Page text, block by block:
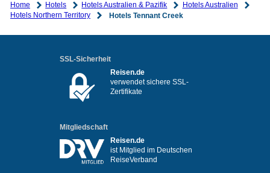
Home
Hotels Hotels Australien & Pazifik
Hotels Australien
Hotels Northern Territory
Hotels Tennant Creek
SSL-Sicherheit
Reisen.de
verwendet sichere SSL-
Zertifikate
Mitgliedschaft
Reisen.de
ist Mitglied im Deutschen
ReiseVerband